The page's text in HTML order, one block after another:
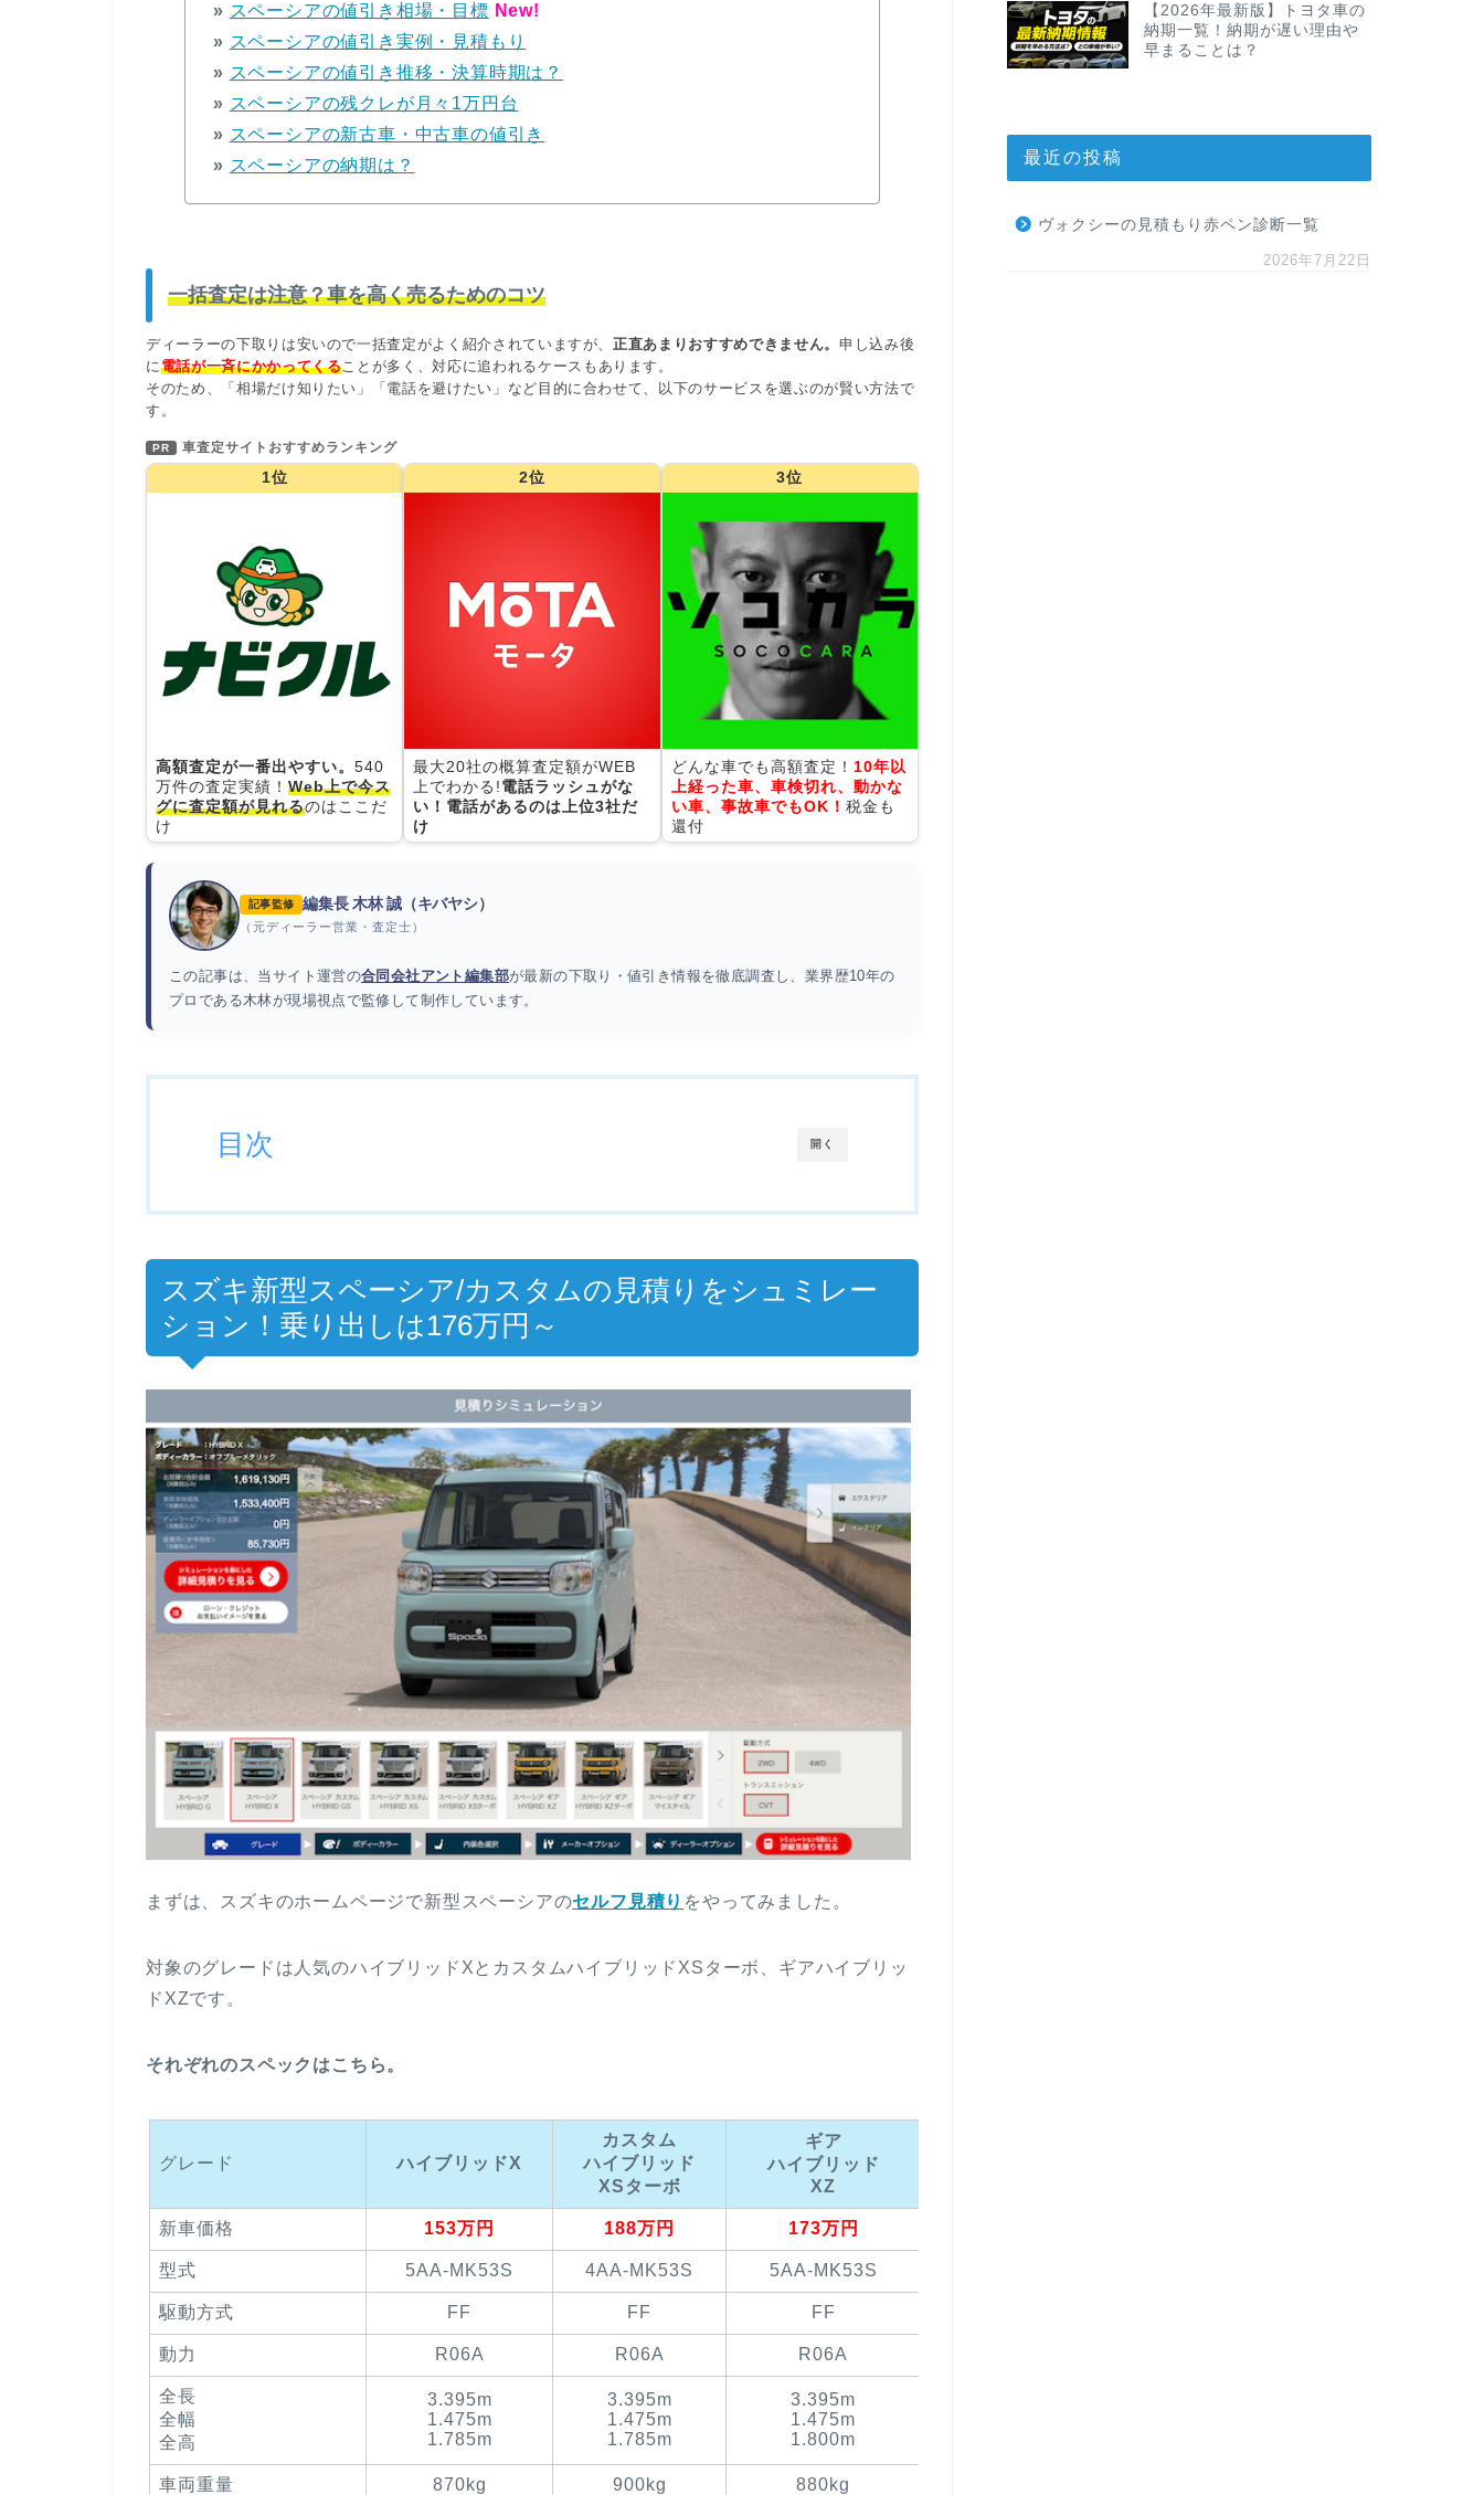
» スペーシアの値引き相場・目標 New!
» スペーシアの値引き実例・見積もり
» スペーシアの値引き推移・決算時期は？
» スペーシアの残クレが月々1万円台
» スペーシアの新古車・中古車の値引き
» スペーシアの納期は？
一括査定は注意？車を高く売るためのコツ
ディーラーの下取りは安いので一括査定がよく紹介されていますが、正直あまりおすすめできません。 申し込み後
に電話が一斉にかかってくることが多く、対応に追われるケースもあります。
そのため、「相場だけ知りたい」「電話を避けたい」など目的に合わせて、以下のサービスを選ぶのが賢い方法で
す。
PR 車査定サイトおすすめランキング
1位
高額査定が一番出やすい。 540
万件の査定実績！ Web上で今ス
グに査定額が見れるのはここだ
け
2位
最大20社の概算査定額がWEB
上でわかる!電話ラッシュがな
い！電話があるのは上位3社だ
け
3位
どんな車でも高額査定！ 10年以
上経った車、車検切れ、動かな
い車、事故車でもOK！ 税金も
還付
記事監修 編集長 木林 誠（キバヤシ）
（元ディーラー営業・査定士）
この記事は、当サイト運営の合同会社アント編集部が最新の下取り・値引き情報を徹底調査し、業界歴10年の
プロである木林が現場視点で監修して制作しています。
開く
目次
スズキ新型スペーシア/カスタムの見積りをシュミレー
ション！乗り出しは176万円～
まずは、スズキのホームページで新型スペーシアのセルフ見積り をやってみました。
対象のグレードは人気のハイブリッドXとカスタムハイブリッドXSターボ、ギアハイブリッ
ドXZです。
それぞれのスペックはこちら。
グレード ハイブリッドX
カスタム
ハイブリッド
XSターボ
ギア
ハイブリッド
XZ
新車価格 153万円 188万円 173万円
型式 5AA-MK53S 4AA-MK53S 5AA-MK53S
駆動方式 FF FF FF
動力 R06A R06A R06A
全長
全幅
全高
3.395m
1.475m
1.785m
3.395m
1.475m
1.785m
3.395m
1.475m
1.800m
車両重量 870kg 900kg 880kg
【2026年最新版】トヨタ車の
納期一覧！納期が遅い理由や
早まることは？
最近の投稿
ヴォクシーの見積もり赤ペン診断一覧
2026年7月22日